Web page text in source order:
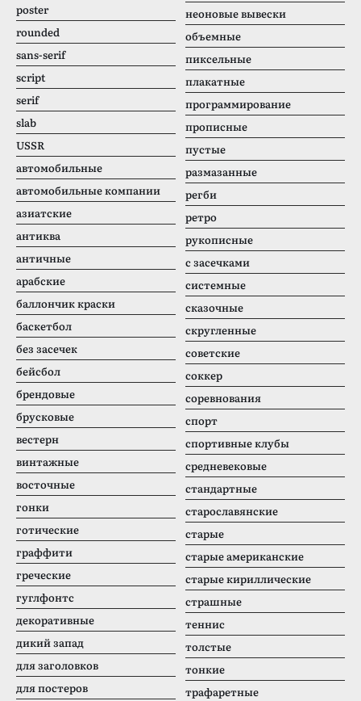
poster
rounded
sans-serif
script
serif
slab
USSR
автомобильные
автомобильные компании
азиатские
антиква
античные
арабские
баллончик краски
баскетбол
без засечек
бейсбол
брендовые
брусковые
вестерн
винтажные
восточные
гонки
готические
граффити
греческие
гуглфонтс
декоративные
дикий запад
для заголовков
для постеров
неоновые вывески
объемные
пиксельные
плакатные
программирование
прописные
пустые
размазанные
регби
ретро
рукописные
с засечками
системные
сказочные
скругленные
советские
соккер
соревнования
спорт
спортивные клубы
средневековые
стандартные
старославянские
старые
старые американские
старые кириллические
страшные
теннис
толстые
тонкие
трафаретные